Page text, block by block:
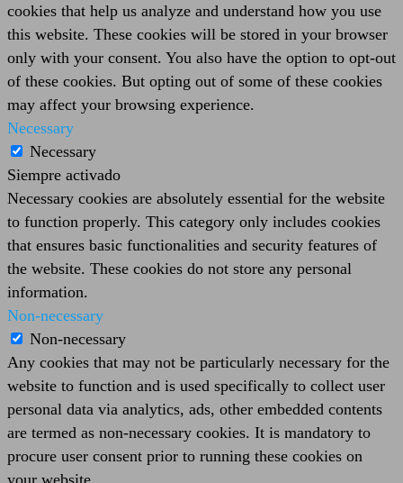
cookies that help us analyze and understand how you use
this website. These cookies will be stored in your browser
only with your consent. You also have the option to opt-out
of these cookies. But opting out of some of these cookies
may affect your browsing experience.
Necessary
Necessary
Siempre activado
Necessary cookies are absolutely essential for the website
to function properly. This category only includes cookies
that ensures basic functionalities and security features of
the website. These cookies do not store any personal
information.
Non-necessary
Non-necessary
Any cookies that may not be particularly necessary for the
website to function and is used specifically to collect user
personal data via analytics, ads, other embedded contents
are termed as non-necessary cookies. It is mandatory to
procure user consent prior to running these cookies on
your website.